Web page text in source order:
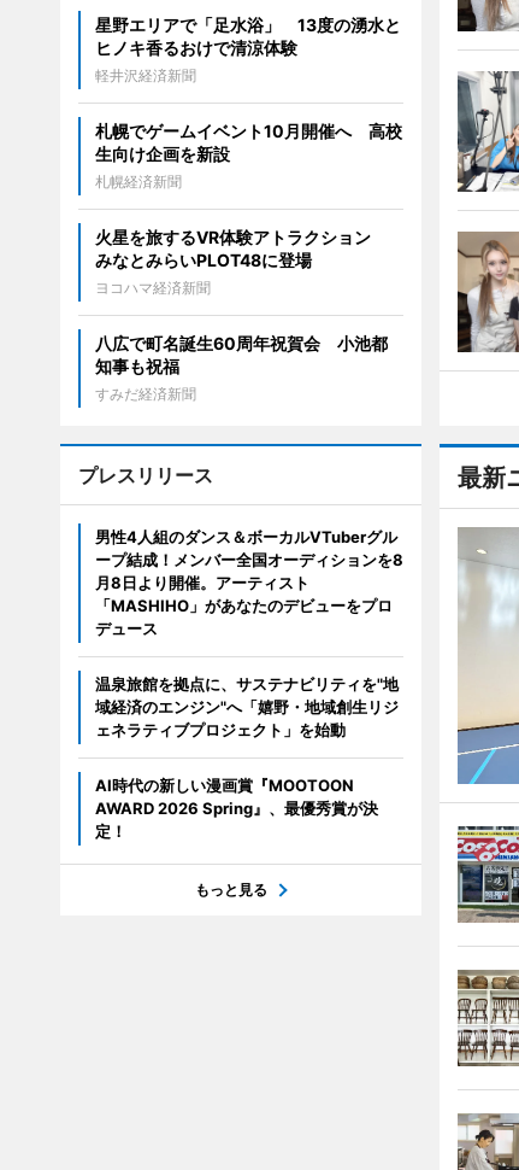
最新
星野エリアで「足水浴」 13度の湧水と
ヒノキ香るおけで清涼体験
軽井沢経済新聞
札幌でゲームイベント10月開催へ 高校
生向け企画を新設
札幌経済新聞
火星を旅するVR体験アトラクション
みなとみらいPLOT48に登場
ヨコハマ経済新聞
八広で町名誕生60周年祝賀会 小池都
知事も祝福
すみだ経済新聞
プレスリリース
男性4人組のダンス＆ボーカルVTuberグル
ープ結成！メンバー全国オーディションを8
月8日より開催。アーティスト
「MASHIHO」があなたのデビューをプロ
デュース
温泉旅館を拠点に、サステナビリティを"地
域経済のエンジン"へ「嬉野・地域創生リジ
ェネラティブプロジェクト」を始動
AI時代の新しい漫画賞『MOOTOON
AWARD 2026 Spring』、最優秀賞が決
定！
もっと見る